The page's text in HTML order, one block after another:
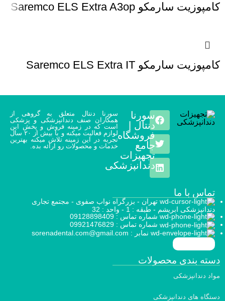
کامپوزیت سارمکو Saremco ELS Extra A3op
کامپوزیت سارمکو Saremco ELS Extra IT
سورنا
دنتال |
فروشگاه
جامع
تجهیزات
دندانپزشکی
سورنا دنتال متعلق به گروهی از
همکاران صنف دندانپزشکی و پزشکی
است که در زمینه فروش و پخش این
لوازم فعالیت میکنه و با بیش از ۲۰ سال
تجربه در این زمینه تلاش میکنه بهترین
خدمات و محصولات رو ارائه بده.
تماس با ما
تهران - بزرگراه نواب صفوی - مجتمع تجاری
دندانپزشکی ابریشم - طبقه : 1 - واحد : 32
شماره تماس : 09128898409
شماره تماس : 09921476829
نمابر : sorenadental.com@gmail.com
دسته بندی محصولات
مواد دندانپزشکی
دستگاه های دندانپزشکی